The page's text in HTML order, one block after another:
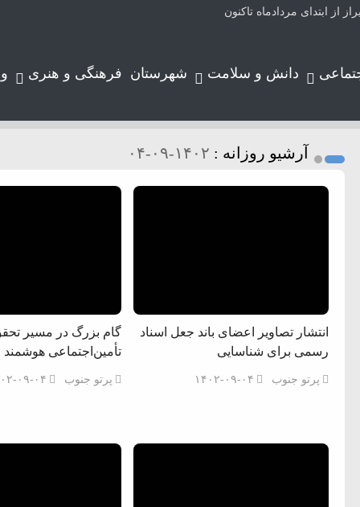
دانش و سلامت شهرستان فرهنگی و هنری
آرشیو روزانه : ۱۴۰۲-۰۹-۰۴
انتشار تصاویر اعضای باند جعل اسناد
رسمی برای شناسایی
پرتو جنوب ۱۴۰۲-۰۹-۰۴
گام بزرگ در مسیر
تأمین‌اجتماعی هوشمند
پرتو جنوب ۱۴۰۲-